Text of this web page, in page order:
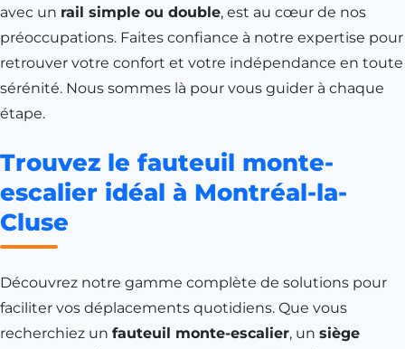
avec un rail simple ou double, est au cœur de nos
préoccupations. Faites confiance à notre expertise pour
retrouver votre confort et votre indépendance en toute
sérénité. Nous sommes là pour vous guider à chaque
étape.
Trouvez le fauteuil monte-
escalier idéal à Montréal-la-
Cluse
Découvrez notre gamme complète de solutions pour
faciliter vos déplacements quotidiens. Que vous
recherchiez un fauteuil monte-escalier, un siège